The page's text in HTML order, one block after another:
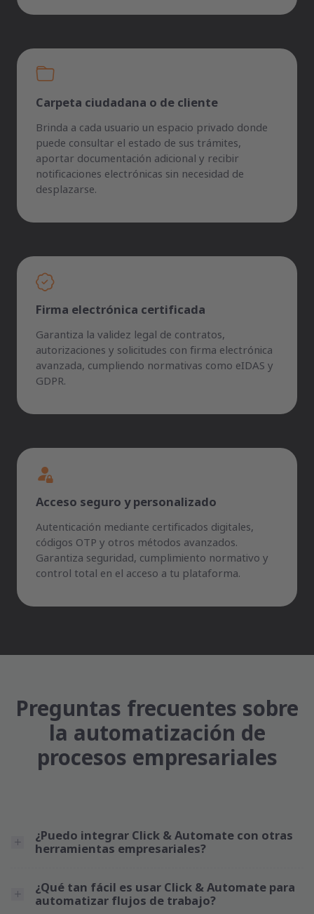
Carpeta ciudadana o de cliente
Brinda a cada usuario un espacio privado donde
puede consultar el estado de sus trámites,
aportar documentación adicional y recibir
notificaciones electrónicas sin necesidad de
desplazarse.
Firma electrónica certificada
Garantiza la validez legal de contratos,
autorizaciones y solicitudes con firma electrónica
avanzada, cumpliendo normativas como eIDAS y
GDPR.
Acceso seguro y personalizado
Autenticación mediante certificados digitales,
códigos OTP y otros métodos avanzados.
Garantiza seguridad, cumplimiento normativo y
control total en el acceso a tu plataforma.
Preguntas frecuentes sobre
la automatización de
procesos empresariales
¿Puedo integrar Click & Automate con otras
herramientas empresariales?
¿Qué tan fácil es usar Click & Automate para
automatizar flujos de trabajo?